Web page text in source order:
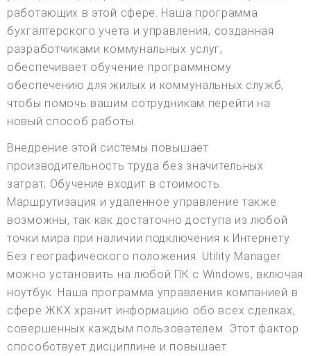
работающих в этой сфере. Наша программа
бухгалтерского учета и управления, созданная
разработчиками коммунальных услуг,
обеспечивает обучение программному
обеспечению для жилых и коммунальных служб,
чтобы помочь вашим сотрудникам перейти на
новый способ работы.
Внедрение этой системы повышает
производительность труда без значительных
затрат; Обучение входит в стоимость.
Маршрутизация и удаленное управление также
возможны, так как достаточно доступа из любой
точки мира при наличии подключения к Интернету.
Без географического положения. Utility Manager
можно установить на любой ПК с Windows, включая
ноутбук. Наша программа управления компанией в
сфере ЖКХ хранит информацию обо всех сделках,
совершенных каждым пользователем. Этот фактор
способствует дисциплине и повышает